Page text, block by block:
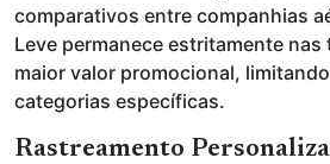
comparativos entre companhias
Leve permanece estritamente
maior valor promocional,
categorias específicas.
Rastreamento